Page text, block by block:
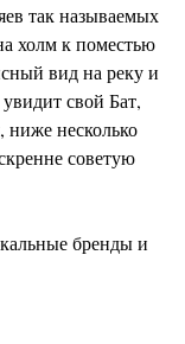
так называемых
холм к поместью
вид на реку и
свой Бат,
несколько
советую
бренды и